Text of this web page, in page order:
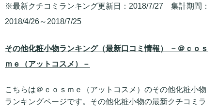
※最新クチコミランキング更新日：2018/7/27 集計期間：
2018/4/26～2018/7/25
その他化粧小物ランキング（最新口コミ情報） －＠ｃｏｓ
ｍｅ（アットコスメ）－
こちらは＠ｃｏｓｍｅ（アットコスメ）のその他化粧小物
ランキングページです。その他化粧小物の最新クチコミラ